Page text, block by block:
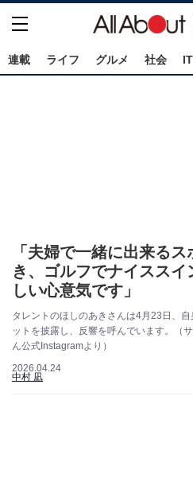
連載 ライフ グルメ 社会
「夫婦で一緒に出来る
き、ゴルフでナイスス
しい心意気です」
タレントのほしのあきさんは4月23日、
ットを披露し、反響を呼んでいます。（
ん公式Instagramより）
2026.04.24
中村 凪